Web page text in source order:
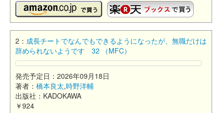
2： 成長チートでなんでもできるようになったが、無職だけは
辞められないようです 32 （MFC）
発売予定日：2026年09月18日
著者： 橋本良太,時野洋輔
出版社：KADOKAWA
￥924